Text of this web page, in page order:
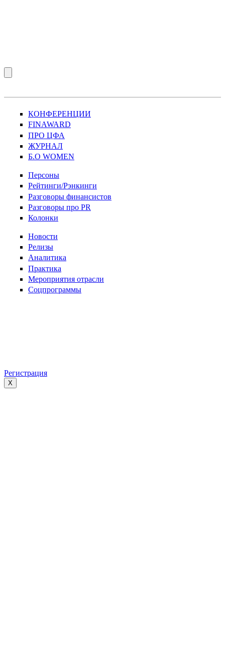
КОНФЕРЕНЦИИ
FINAWARD
ПРО ЦФА
ЖУРНАЛ
Б.О WOMEN
Персоны
Рейтинги/Рэнкинги
Разговоры финансистов
Разговоры про PR
Колонки
Новости
Релизы
Аналитика
Практика
Мероприятия отрасли
Соцпрограммы
Регистрация
X